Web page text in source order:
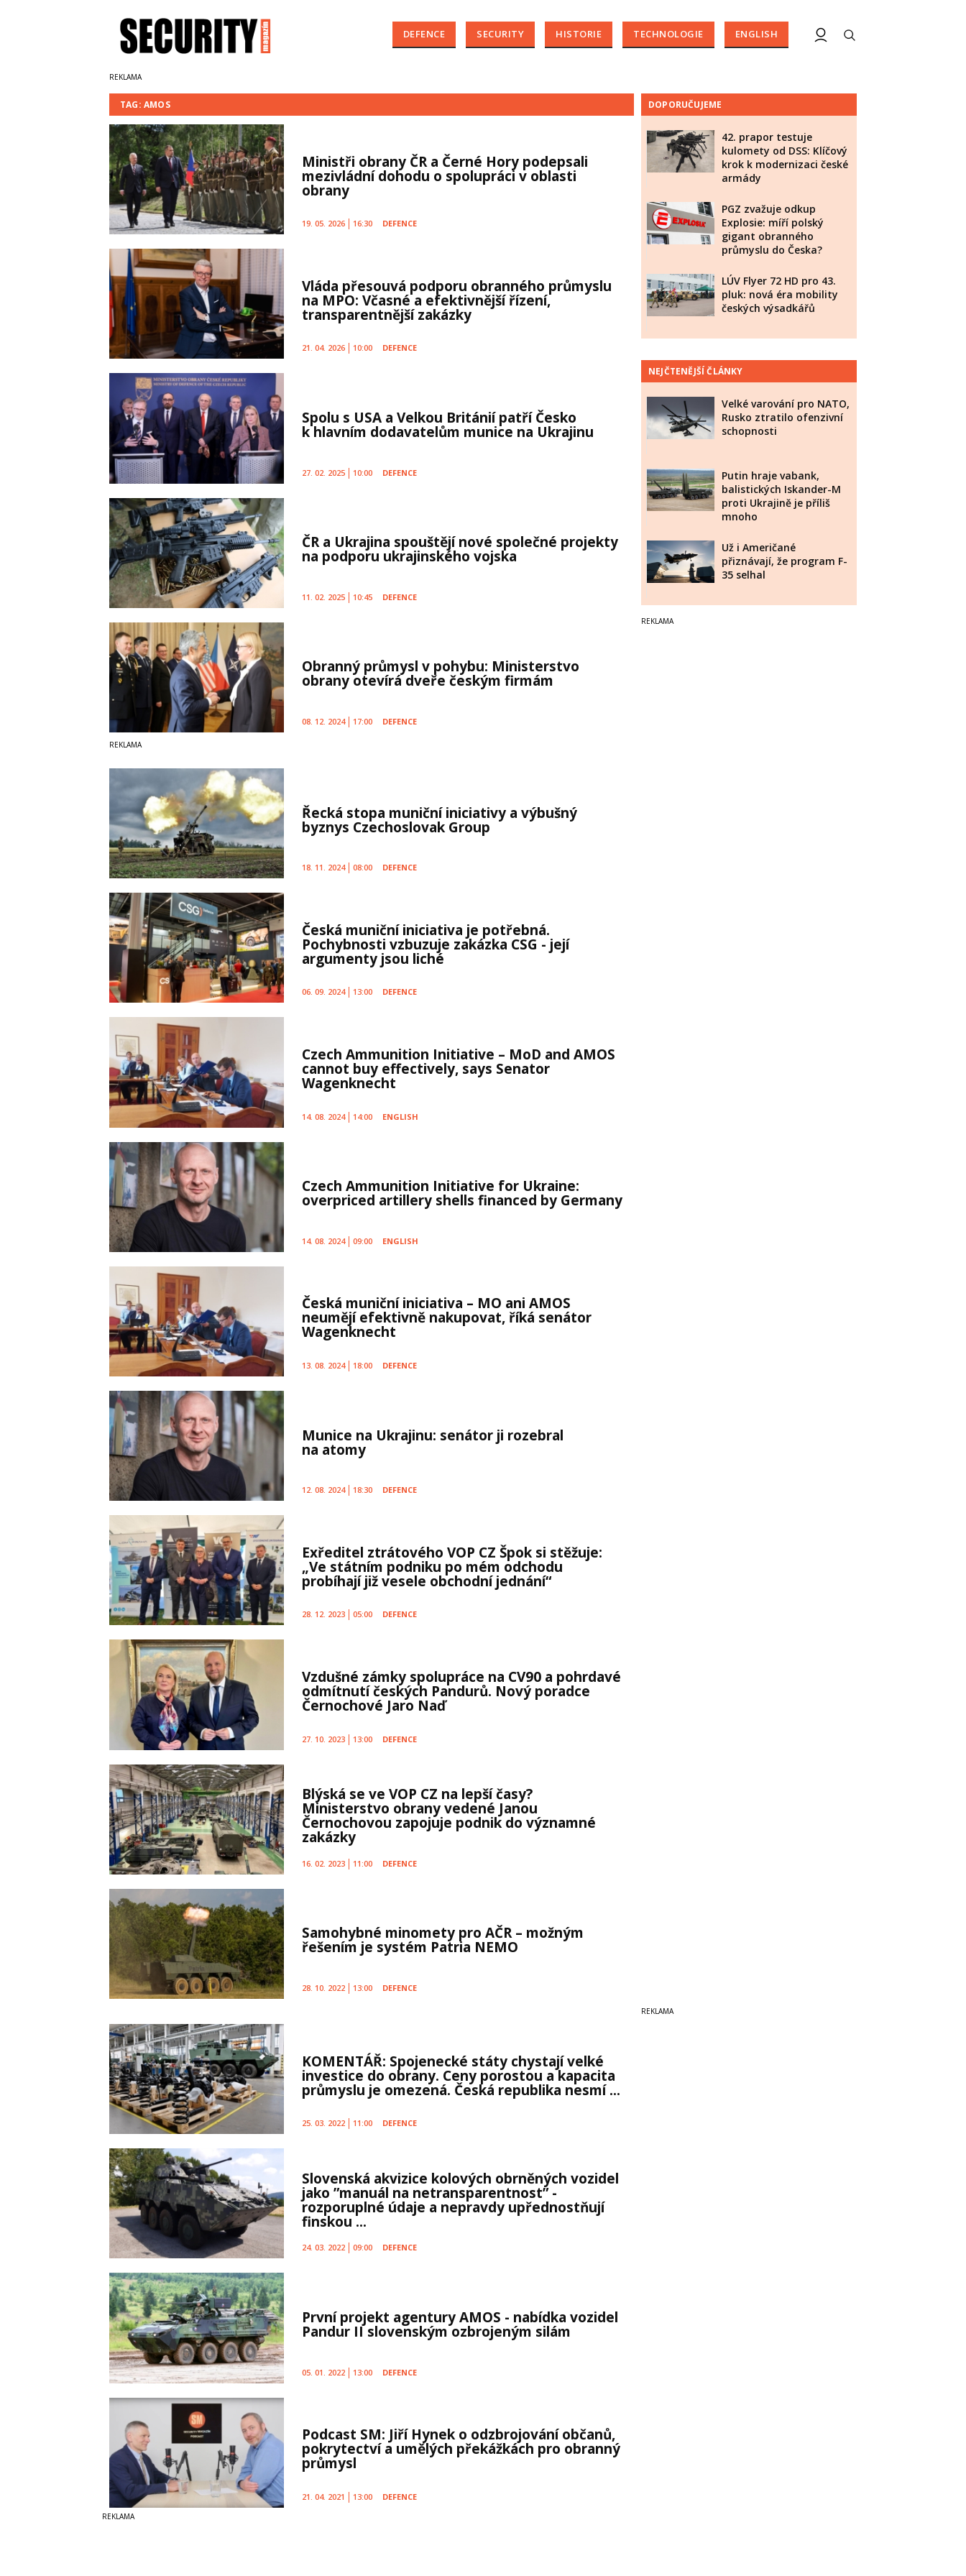
DEFENCE SECURITY HISTORIE TECHNOLOGIE ENGLISH
TAG: AMOS
Ministři obrany ČR a Černé Hory podepsali
mezivládní dohodu o spolupráci v oblasti
obrany
19. 05. 2026 16:30 DEFENCE
Vláda přesouvá podporu obranného průmyslu
na MPO: Včasné a efektivnější řízení,
transparentnější zakázky
21. 04. 2026 10:00 DEFENCE
Spolu s USA a Velkou Británií patří Česko
k hlavním dodavatelům munice na Ukrajinu
27. 02. 2025 10:00 DEFENCE
ČR a Ukrajina spouštějí nové společné projekty
na podporu ukrajinského vojska
11. 02. 2025 10:45 DEFENCE
Obranný průmysl v pohybu: Ministerstvo
obrany otevírá dveře českým firmám
08. 12. 2024 17:00 DEFENCE
Řecká stopa muniční iniciativy a výbušný
byznys Czechoslovak Group
18. 11. 2024 08:00 DEFENCE
Česká muniční iniciativa je potřebná.
Pochybnosti vzbuzuje zakázka CSG - její
argumenty jsou liché
06. 09. 2024 13:00 DEFENCE
Czech Ammunition Initiative – MoD and AMOS
cannot buy effectively, says Senator
Wagenknecht
14. 08. 2024 14:00 ENGLISH
Czech Ammunition Initiative for Ukraine:
overpriced artillery shells financed by Germany
14. 08. 2024 09:00 ENGLISH
Česká muniční iniciativa – MO ani AMOS
neumějí efektivně nakupovat, říká senátor
Wagenknecht
13. 08. 2024 18:00 DEFENCE
Munice na Ukrajinu: senátor ji rozebral
na atomy
12. 08. 2024 18:30 DEFENCE
Exředitel ztrátového VOP CZ Špok si stěžuje:
„Ve státním podniku po mém odchodu
probíhají již vesele obchodní jednání“
28. 12. 2023 05:00 DEFENCE
Vzdušné zámky spolupráce na CV90 a pohrdavé
odmítnutí českých Pandurů. Nový poradce
Černochové Jaro Naď
27. 10. 2023 13:00 DEFENCE
Blýská se ve VOP CZ na lepší časy?
Ministerstvo obrany vedené Janou
Černochovou zapojuje podnik do významné
zakázky
16. 02. 2023 11:00 DEFENCE
Samohybné minomety pro AČR – možným
řešením je systém Patria NEMO
28. 10. 2022 13:00 DEFENCE
DOPORUČUJEME
42. prapor testuje
kulomety od DSS: Klíčový
krok k modernizaci české
armády
PGZ zvažuje odkup
Explosie: míří polský
gigant obranného
průmyslu do Česka?
LÚV Flyer 72 HD pro 43.
pluk: nová éra mobility
českých výsadkářů
NEJČTENĚJŠÍ ČLÁNKY
Velké varování pro NATO,
Rusko ztratilo ofenzivní
schopnosti
Putin hraje vabank,
balistických Iskander-M
proti Ukrajině je příliš
mnoho
Už i Američané
přiznávají, že program F-
35 selhal
KOMENTÁŘ: Spojenecké státy chystají velké
investice do obrany. Ceny porostou a kapacita
průmyslu je omezená. Česká republika nesmí ...
25. 03. 2022 11:00 DEFENCE
Slovenská akvizice kolových obrněných vozidel
jako ”manuál na netransparentnost” -
rozporuplné údaje a nepravdy upřednostňují
finskou ...
24. 03. 2022 09:00 DEFENCE
První projekt agentury AMOS - nabídka vozidel
Pandur II slovenským ozbrojeným silám
05. 01. 2022 13:00 DEFENCE
Podcast SM: Jiří Hynek o odzbrojování občanů,
pokrytectví a umělých překážkách pro obranný
průmysl
21. 04. 2021 13:00 DEFENCE